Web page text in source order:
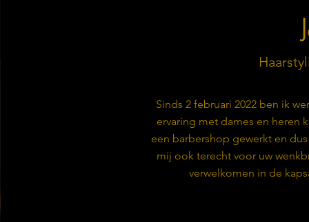
Sinds 2 februari 2022 ben ik
ervaring met dames en heren
een barbershop gewerkt en
mij ook terecht voor uw
verwelkomen in de